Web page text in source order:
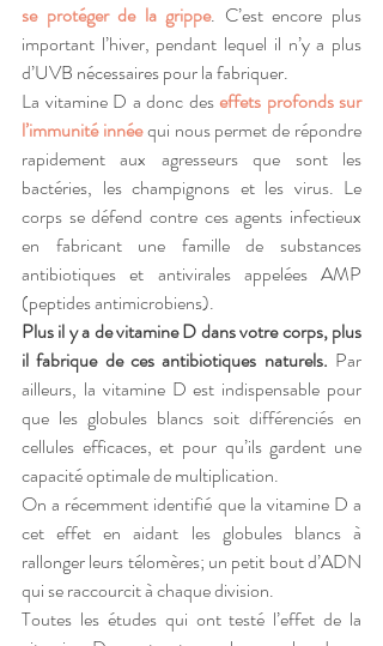
se protéger de la grippe. C’est encore plus
important l’hiver, pendant lequel il n’y a plus
d’UVB nécessaires pour la fabriquer.
La vitamine D a donc des effets profonds sur
l’immunité innée qui nous permet de répondre
rapidement aux agresseurs que sont les
bactéries, les champignons et les virus. Le
corps se défend contre ces agents infectieux
en fabricant une famille de substances
antibiotiques et antivirales appelées AMP
(peptides antimicrobiens).
Plus il y a de vitamine D dans votre corps, plus
il fabrique de ces antibiotiques naturels. Par
ailleurs, la vitamine D est indispensable pour
que les globules blancs soit différenciés en
cellules efficaces, et pour qu’ils gardent une
capacité optimale de multiplication.
On a récemment identifié que la vitamine D a
cet effet en aidant les globules blancs à
rallonger leurs télomères; un petit bout d’ADN
qui se raccourcit à chaque division.
Toutes les études qui ont testé l’effet de la